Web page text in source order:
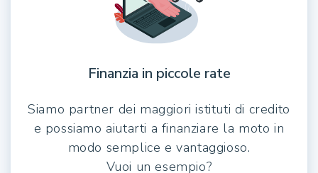
Finanzia in piccole rate
Siamo partner dei maggiori istituti di credito
e possiamo aiutarti a finanziare la moto in
modo semplice e vantaggioso.
Vuoi un esempio?